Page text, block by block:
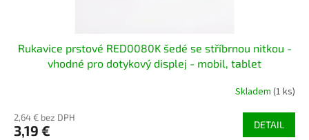
Rukavice prstové RED0080K šedé se stříbrnou nitkou -
vhodné pro dotykový displej - mobil, tablet
Skladem (1 ks)
2,64 € bez DPH
3,19 € DETAIL